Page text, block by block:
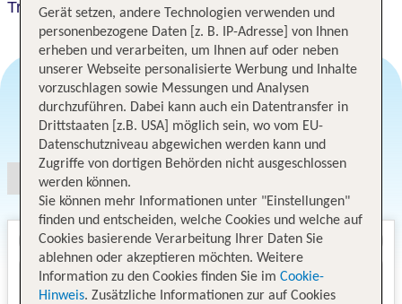
Travelodge Cambridge Fourwentways
Angebotsauswahl
Gerät setzen, andere Technologien verwenden und
personenbezogene Daten [z. B. IP-Adresse] von Ihnen
erheben und verarbeiten, um Ihnen auf oder neben
unserer Webseite personalisierte Werbung und Inhalte
vorzuschlagen sowie Messungen und Analysen
durchzuführen. Dabei kann auch ein Datentransfer in
Drittstaaten [z.B. USA] möglich sein, wo vom EU-
Datenschutzniveau abgewichen werden kann und
Zugriffe von dortigen Behörden nicht ausgeschlossen
werden können.
Sie können mehr Informationen unter "Einstellungen"
finden und entscheiden, welche Cookies und welche auf
Cookies basierende Verarbeitung Ihrer Daten Sie
ablehnen oder akzeptieren möchten. Weitere
Information zu den Cookies finden Sie im Cookie-
Hinweis. Zusätzliche Informationen zur auf Cookies